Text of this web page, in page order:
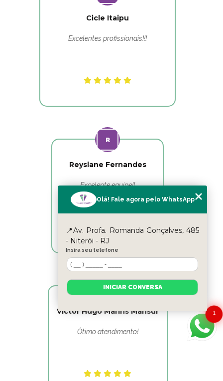
Cicle Itaipu
Excelentes profissionais!!!
Reyslane Fernandes
Excelente equipe!!
Victor Hugo Marins Mansur
Ótimo atendimento!
1
Olá! Fale agora pelo WhatsApp
📍Av. Profa. Romanda Gonçalves, 485
- Niterói - RJ
Insira seu telefone
INICIAR CONVERSA